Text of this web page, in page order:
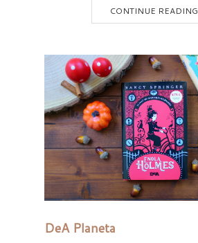
CONTINUE READING
DeA Planeta